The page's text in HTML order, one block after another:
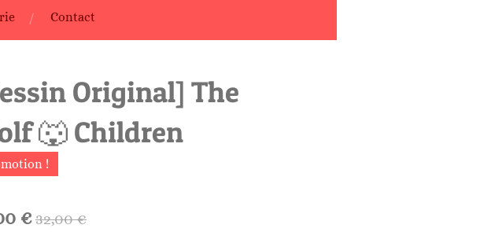
Contact
Original] The
🐺 Children
!
€32,00 €